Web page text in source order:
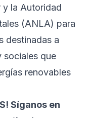
y la Autoridad
(ANLA) para
destinadas a
sociales que
renovables
Síganos en